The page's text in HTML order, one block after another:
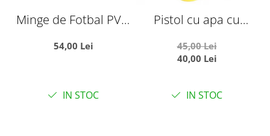
Minge de Fotbal PVC,
Campionatul Mondial
54,00 Lei
IN STOC
Pistol cu apa cu
Albinuta
45,00 Lei
40,00 Lei
IN STOC